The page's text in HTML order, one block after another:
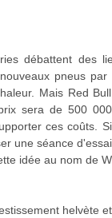
débattent des
pneus
Mais Red
sera de 500
ces coûts.
une séance
idée au nom de
helvète